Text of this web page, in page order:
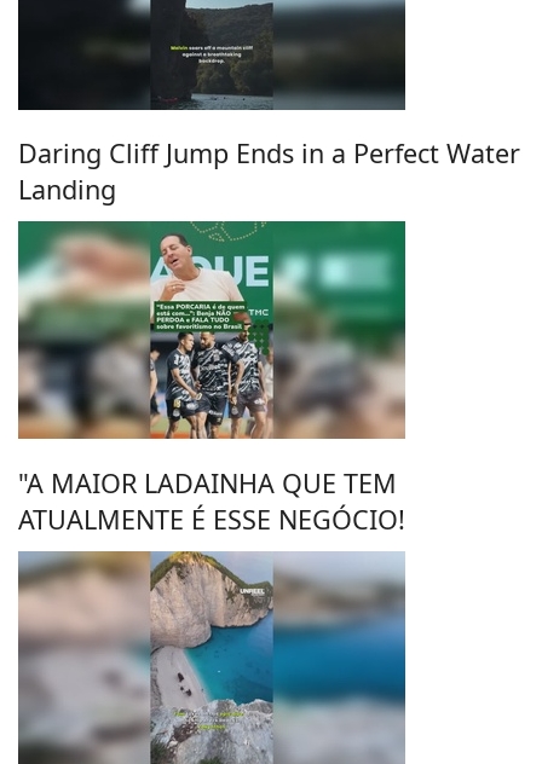
Daring Cliff Jump Ends in a Perfect Water
Landing
"A MAIOR LADAINHA QUE TEM
ATUALMENTE É ESSE NEGÓCIO!